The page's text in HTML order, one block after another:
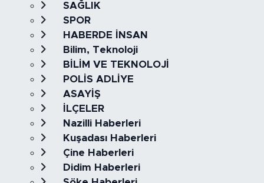
SAĞLIK
SPOR
HABERDE İNSAN
Bilim, Teknoloji
BİLİM VE TEKNOLOJİ
POLİS ADLİYE
ASAYİŞ
İLÇELER
Nazilli Haberleri
Kuşadası Haberleri
Çine Haberleri
Didim Haberleri